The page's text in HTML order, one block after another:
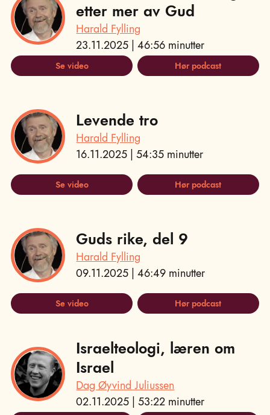
etter mer av Gud
Harald Fylling
23.11.2025 | 46:56 minutter
Se video Hør podcast
Levende tro
Harald Fylling
16.11.2025 | 54:35 minutter
Se video Hør podcast
Guds rike, del 9
Harald Fylling
09.11.2025 | 46:49 minutter
Se video Hør podcast
Israelteologi, læren om
Israel
Dag Øyvind Juliussen
02.11.2025 | 53:22 minutter